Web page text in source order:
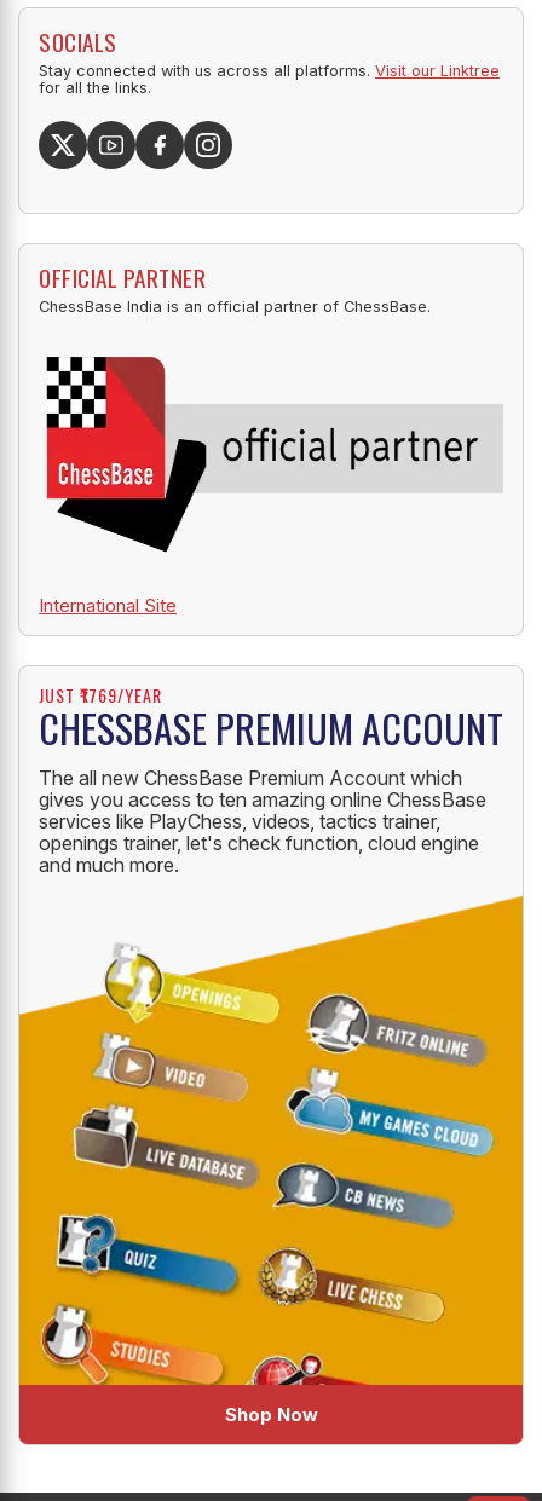
SOCIALS
Stay connected with us across all platforms. Visit our Linktree
for all the links.
OFFICIAL PARTNER
ChessBase India is an official partner of ChessBase.
International Site
JUST ₹1769/YEAR
CHESSBASE PREMIUM ACCOUNT
The all new ChessBase Premium Account which
gives you access to ten amazing online ChessBase
services like PlayChess, videos, tactics trainer,
openings trainer, let's check function, cloud engine
and much more.
Shop Now